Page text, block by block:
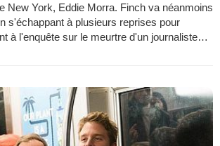
New York, Eddie Morra. Finch va néanmoins
s'échappant à plusieurs reprises pour
à l'enquête sur le meurtre d'un journaliste…